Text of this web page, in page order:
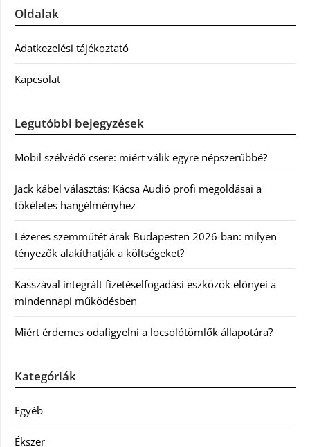
Oldalak
Adatkezelési tájékoztató
Kapcsolat
Legutóbbi bejegyzések
Mobil szélvédő csere: miért válik egyre népszerűbbé?
Jack kábel választás: Kácsa Audió profi megoldásai a
tökéletes hangélményhez
Lézeres szemműtét árak Budapesten 2026-ban: milyen
tényezők alakíthatják a költségeket?
Kasszával integrált fizetéselfogadási eszközök előnyei a
mindennapi működésben
Miért érdemes odafigyelni a locsolótömlők állapotára?
Kategóriák
Egyéb
Ékszer